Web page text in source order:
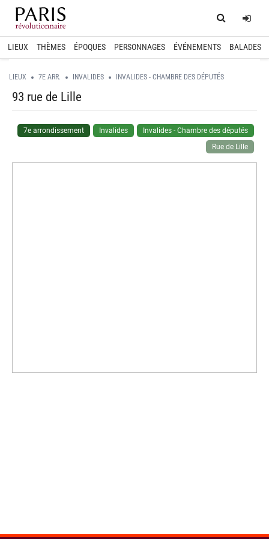
Home
LIEUX THÈMES ÉPOQUES PERSONNAGES ÉVÉNEMENTS BALADES
LIEUX 7E ARR. INVALIDES INVALIDES - CHAMBRE DES DÉPUTÉS
93 rue de Lille
7e arrondissement Invalides
Invalides - Chambre des députés
Rue de Lille